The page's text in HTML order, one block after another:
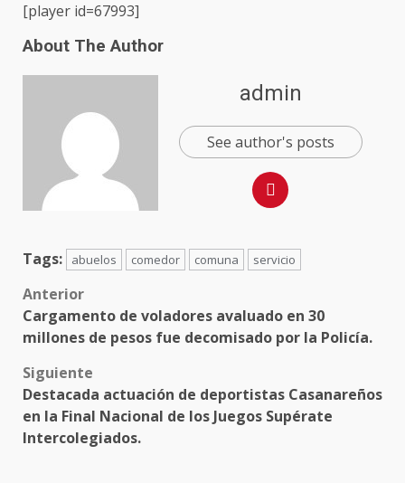
[player id=67993]
About The Author
admin
See author's posts
Tags: abuelos comedor comuna servicio
Anterior
Cargamento de voladores avaluado en 30
millones de pesos fue decomisado por la Policía.
Siguiente
Destacada actuación de deportistas Casanareños
en la Final Nacional de los Juegos Supérate
Intercolegiados.